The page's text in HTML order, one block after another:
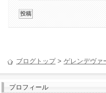
ブログトップ> ゲレンデヴァ
プロフィール